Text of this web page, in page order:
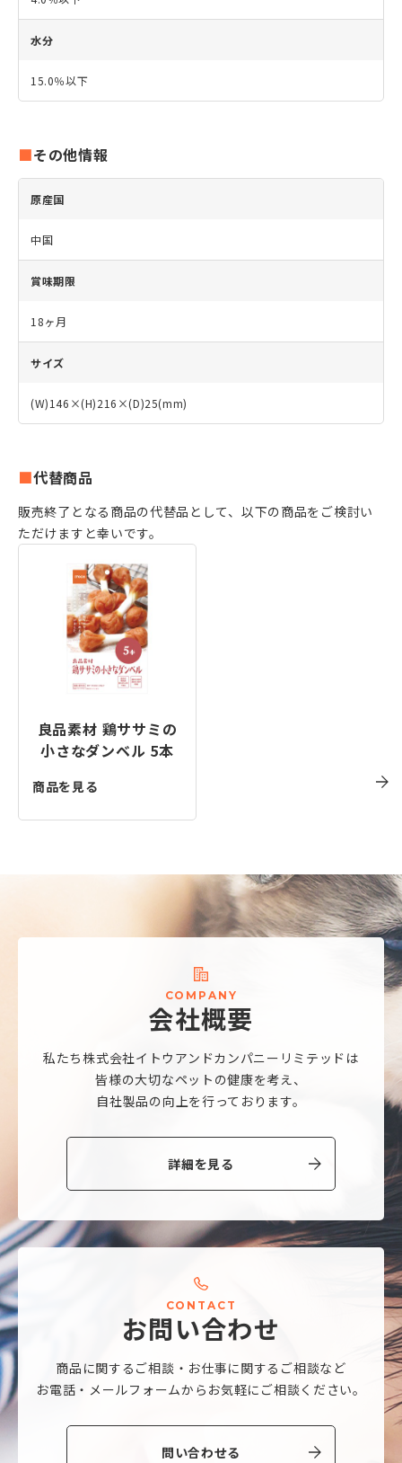
水分
15.0％以下
その他情報
原産国
中国
賞味期限
18ヶ月
サイズ
(W)146×(H)216×(D)25(mm)
代替商品
販売終了となる商品の代替品として、以下の商品をご検討い
ただけますと幸いです。
良品素材 鶏ササミの
小さなダンベル 5本
商品を見る
CO M P A N Y
会社概要
私たち株式会社イトウアンドカンパニーリミテッドは
皆様の大切なペットの健康を考え、
自社製品の向上を行っております。
詳細を見る
CO N T A C T
お問い合わせ
商品に関するご相談・ お仕事に関するご相談など
お電話・メールフォームから お気軽にご相談ください。
問い合わせる